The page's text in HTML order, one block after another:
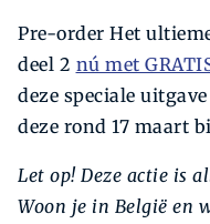
Pre-order Het
deel 2 nú met
deze speciale
deze rond 17 maart
Let op! Deze actie is
Woon je in België en